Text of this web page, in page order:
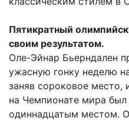
Пятикратный
своим результатом.
Оле-Эйнар Бьерндален
ужасную гонку неделю
заняв сороковое место,
на Чемпионате мира
одиннадцатым местом.